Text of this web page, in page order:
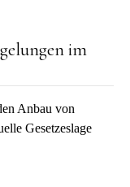
im
Anbau von
Gesetzeslage